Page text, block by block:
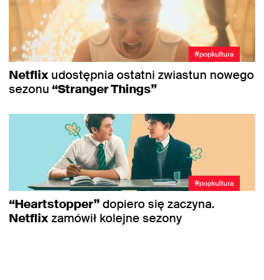
#popkultura
Netflix udostępnia ostatni zwiastun nowego
sezonu “Stranger Things”
#popkultura
“Heartstopper”dopiero się zaczyna.
Netflixzamówił kolejne sezony